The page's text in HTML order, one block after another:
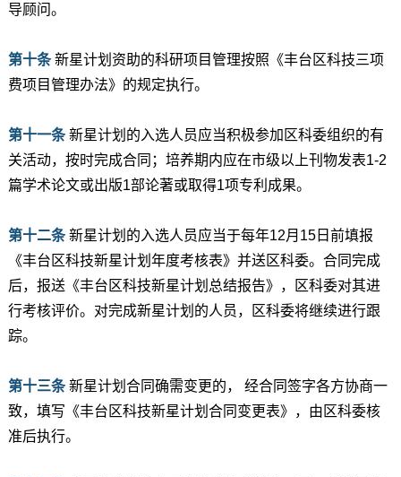
导顾问。
第十条新星计划资助的科研项目管理按照《丰台区科技三项
费项目管理办法》的规定执行。
第十一条新星计划的入选人员应当积极参加区科委组织的有
关活动，按时完成合同；培养期内应在市级以上刊物发表1-2
篇学术论文或出版1部论著或取得1项专利成果。
第十二条新星计划的入选人员应当于每年12月15日前填报
《丰台区科技新星计划年度考核表》并送区科委。合同完成
后，报送《丰台区科技新星计划总结报告》，区科委对其进
行考核评价。对完成新星计划的人员，区科委将继续进行跟
踪。
第十三条新星计划合同确需变更的， 经合同签字各方协商一
致，填写《丰台区科技新星计划合同变更表》，由区科委核
准后执行。